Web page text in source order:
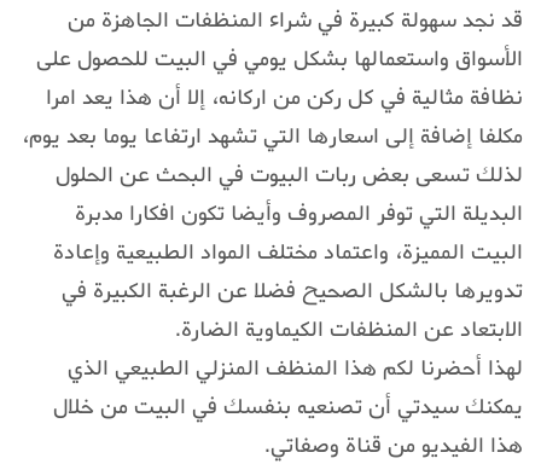
قد نجد سهولة كبيرة في شراء المنظفات الجاهزة من
الأسواق واستعمالها بشكل يومي في البيت للحصول على
نظافة مثالية في كل ركن من اركانه، إلا أن هذا يعد امرا
مكلفا إضافة إلى اسعارها التي تشهد ارتفاعا يوما بعد يوم،
لذلك تسعى بعض ربات البيوت في البحث عن الحلول
البديلة التي توفر المصروف وأيضا تكون افكارا مدبرة
البيت المميزة، واعتماد مختلف المواد الطبيعية وإعادة
تدويرها بالشكل الصحيح فضلا عن الرغبة الكبيرة في
الابتعاد عن المنظفات الكيماوية الضارة.
لهذا أحضرنا لكم هذا المنظف المنزلي الطبيعي الذي
يمكنك سيدتي أن تصنعيه بنفسك في البيت من خلال
هذا الفيديو من قناة وصفاتي.